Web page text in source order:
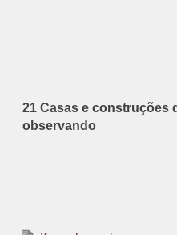
21 Casas e construções
observando